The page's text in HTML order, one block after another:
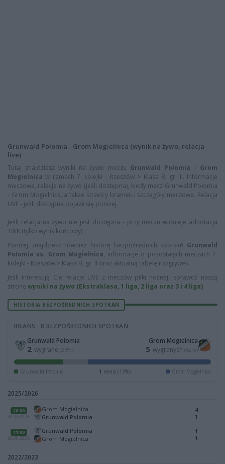
Grunwald Połomia - Grom Mogielnica (wynik na żywo, relacja
live)
Tutaj znajdziesz wyniki na żywo meczu Grunwald Połomia - Grom
Mogielnica w ramach 7. kolejki - Rzeszów > Klasa B, gr. II. Informacje
meczowe, relacja na żywo (jeśli dostępna), kiedy mecz Grunwald Połomia
- Grom Mogielnica, a także strzelcy bramek i szczegóły meczowe. Relacja
LIVE - jeśli dostępna pojawi się poniżej.
Jeśli relacja na żywo nie jest dostępna - przy meczu widnieje adnotacja
TWK (tylko wynik końcowy)
Poniżej znajdziesz również historę bezpośrednich spotkań Grunwald
Połomia vs. Grom Mogielnica, informacje o pozostałych meczach 7.
kolejki - Rzeszów > Klasa B, gr. II oraz aktualną tabelę rozgrywek.
Jeśli interesują Cię relacje LIVE z meczów piłki nożnej, sprawdź naszą
stronę wyniki na żywo (Ekstraklasa, 1 liga, 2 liga oraz 3 i 4 liga).
HISTORIA BEZPOŚREDNICH SPOTKAŃ
BILANS · 8 BEZPOŚREDNICH SPOTKAŃ
Grunwald Połomia
2 wygrane (25%)
Grom Mogielnica
5 wygranych (62%)
Grunwald Połomia 1 remis (13%) Grom Mogielnica
2025/2026
16:00
Grom Mogielnica
Grunwald Połomia
4
1
11:00
Grunwald Połomia
Grom Mogielnica
1
1
2022/2023